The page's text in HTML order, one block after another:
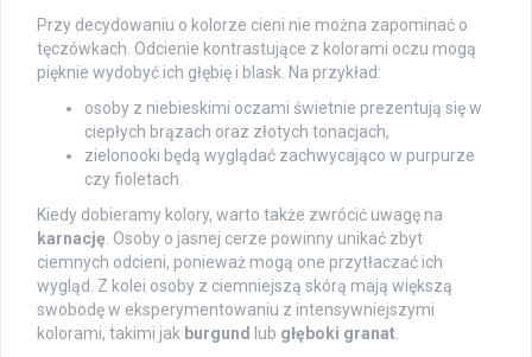
Przy decydowaniu o kolorze cieni nie można zapominać o
tęczówkach. Odcienie kontrastujące z kolorami oczu mogą
pięknie wydobyć ich głębię i blask. Na przykład:
osoby z niebieskimi oczami świetnie prezentują się w
ciepłych brązach oraz złotych tonacjach,
zielonooki będą wyglądać zachwycająco w purpurze
czy fioletach.
Kiedy dobieramy kolory, warto także zwrócić uwagę na
karnację . Osoby o jasnej cerze powinny unikać zbyt
ciemnych odcieni, ponieważ mogą one przytłaczać ich
wygląd. Z kolei osoby z ciemniejszą skórą mają większą
swobodę w eksperymentowaniu z intensywniejszymi
kolorami, takimi jak burgund lub głęboki granat